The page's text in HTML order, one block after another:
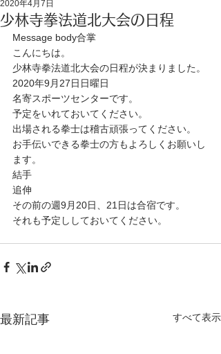
少林寺拳法道北大会の日程
2020年4月7日
Message body合掌
こんにちは。
少林寺拳法道北大会の日程が決まりました。
2020年9月27日日曜日
名寄スポーツセンターです。
予定をいれておいてください。
出場される拳士は稽古頑張ってください。
お手伝いできる拳士の方もよろしくお願いし
ます。
結手
追伸
その前の週9月20日、21日は合宿です。
それも予定ししておいてください。
最新記事 すべて表示